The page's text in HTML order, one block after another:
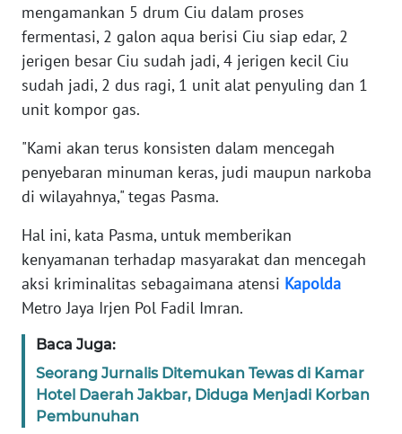
mengamankan 5 drum Ciu dalam proses
fermentasi, 2 galon aqua berisi Ciu siap edar, 2
jerigen besar Ciu sudah jadi, 4 jerigen kecil Ciu
sudah jadi, 2 dus ragi, 1 unit alat penyuling dan 1
unit kompor gas.
"Kami akan terus konsisten dalam mencegah
penyebaran minuman keras, judi maupun narkoba
di wilayahnya," tegas Pasma.
Hal ini, kata Pasma, untuk memberikan
kenyamanan terhadap masyarakat dan mencegah
aksi kriminalitas sebagaimana atensi Kapolda
Metro Jaya Irjen Pol Fadil Imran.
Baca Juga:
Seorang Jurnalis Ditemukan Tewas di Kamar
Hotel Daerah Jakbar, Diduga Menjadi Korban
Pembunuhan
WN
PAPUA
BARAT
WN
WN
SERAMBI
WN
JAMBI
WN
WN
NTB